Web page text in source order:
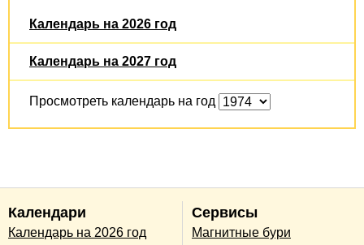
Календарь на 2026 год
Календарь на 2027 год
Просмотреть календарь на год
Календари
Календарь на 2026 год
Сервисы
Магнитные бури